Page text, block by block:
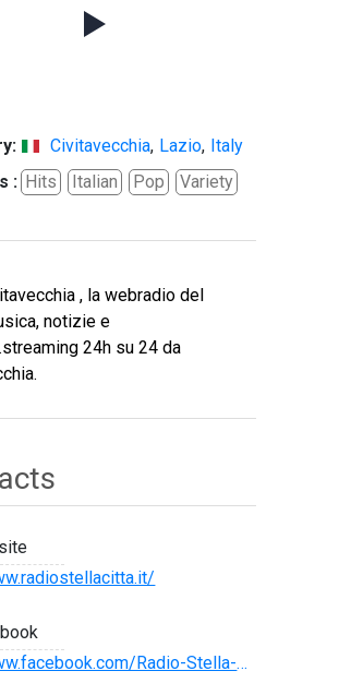
Civitavecchia, Lazio, Italy
: Hits Italian Pop Variety
, la webradio del
notizie e
24h su 24 da
http://www.facebook.com/Radio-Stella-Citt%C3%A0-FM-1012-158602907540744/